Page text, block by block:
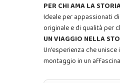
PER CHI AMA LA
Ideale per appassionati
originale e di qualità per
UN VIAGGIO NELLA
Un'esperienza che
montaggio in un